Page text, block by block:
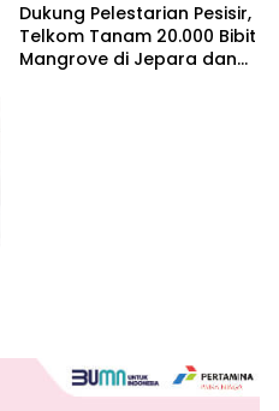
Dukung Pelestarian Pesisir,
Telkom Tanam 20.000 Bibit
Mangrove di Jepara dan